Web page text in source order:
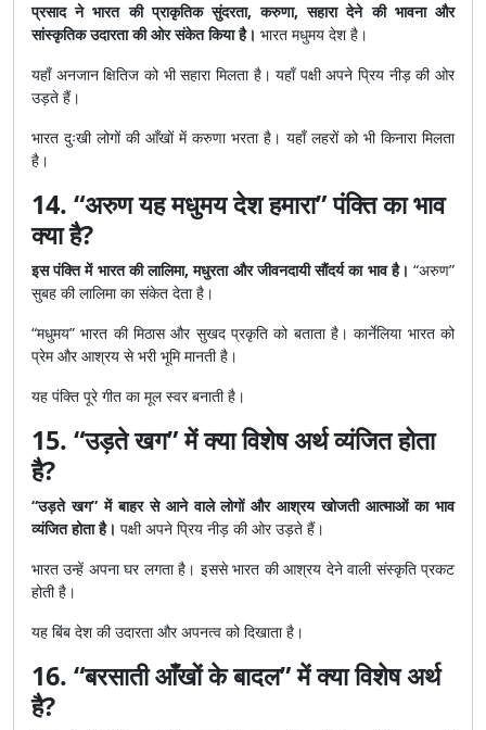
प्रसाद ने भारत की प्राकृतिक सुंदरता, करुणा, सहारा देने की भावना और
सांस्कृतिक उदारता की ओर संकेत किया है। भारत मधुमय देश है।
यहाँ अनजान क्षितिज को भी सहारा मिलता है। यहाँ पक्षी अपने प्रिय नीड़ की ओर
उड़ते हैं।
भारत दुःखी लोगों की आँखों में करुणा भरता है। यहाँ लहरों को भी किनारा मिलता
है।
14. “अरुण यह मधुमय देश हमारा” पंक्ति का भाव
क्या है?
इस पंक्ति में भारत की लालिमा, मधुरता और जीवनदायी सौंदर्य का भाव है। “अरुण”
सुबह की लालिमा का संकेत देता है।
“मधुमय” भारत की मिठास और सुखद प्रकृति को बताता है। कार्नेलिया भारत को
प्रेम और आश्रय से भरी भूमि मानती है।
यह पंक्ति पूरे गीत का मूल स्वर बनाती है।
15. “उड़ते खग” में क्या विशेष अर्थ व्यंजित होता
है?
“उड़ते खग” में बाहर से आने वाले लोगों और आश्रय खोजती आत्माओं का भाव
व्यंजित होता है। पक्षी अपने प्रिय नीड़ की ओर उड़ते हैं।
भारत उन्हें अपना घर लगता है। इससे भारत की आश्रय देने वाली संस्कृति प्रकट
होती है।
यह बिंब देश की उदारता और अपनत्व को दिखाता है।
16. “बरसाती आँखों के बादल” में क्या विशेष अर्थ
है?